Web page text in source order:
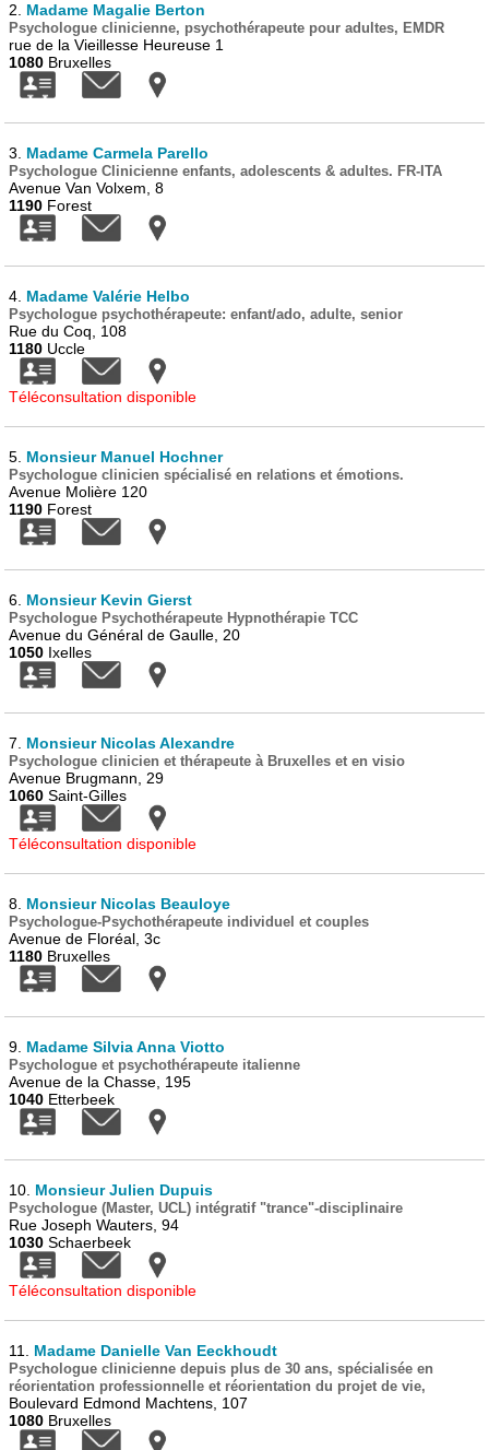
2. Madame Magalie Berton
Psychologue clinicienne, psychothérapeute pour adultes, EMDR
rue de la Vieillesse Heureuse 1
1080 Bruxelles
3. Madame Carmela Parello
Psychologue Clinicienne enfants, adolescents & adultes. FR-ITA
Avenue Van Volxem, 8
1190 Forest
4. Madame Valérie Helbo
Psychologue psychothérapeute: enfant/ado, adulte, senior
Rue du Coq, 108
1180 Uccle
Téléconsultation disponible
5. Monsieur Manuel Hochner
Psychologue clinicien spécialisé en relations et émotions.
Avenue Molière 120
1190 Forest
6. Monsieur Kevin Gierst
Psychologue Psychothérapeute Hypnothérapie TCC
Avenue du Général de Gaulle, 20
1050 Ixelles
7. Monsieur Nicolas Alexandre
Psychologue clinicien et thérapeute à Bruxelles et en visio
Avenue Brugmann, 29
1060 Saint-Gilles
Téléconsultation disponible
8. Monsieur Nicolas Beauloye
Psychologue-Psychothérapeute individuel et couples
Avenue de Floréal, 3c
1180 Bruxelles
9. Madame Silvia Anna Viotto
Psychologue et psychothérapeute italienne
Avenue de la Chasse, 195
1040 Etterbeek
10. Monsieur Julien Dupuis
Psychologue (Master, UCL) intégratif "trance"-disciplinaire
Rue Joseph Wauters, 94
1030 Schaerbeek
Téléconsultation disponible
11. Madame Danielle Van Eeckhoudt
Psychologue clinicienne depuis plus de 30 ans, spécialisée en
réorientation professionnelle et réorientation du projet de vie,
Boulevard Edmond Machtens, 107
1080 Bruxelles